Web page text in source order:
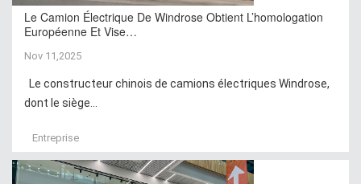
Le Camion Électrique De Windrose Obtient L’homologation
Européenne Et Vise…
Nov 11,2025
Le constructeur chinois de camions électriques Windrose,
dont le siège...
Entreprise